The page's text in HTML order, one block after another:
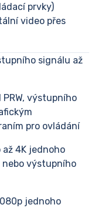
prvky)
video přes
signálu až
PRW, výstupního
pro ovládání
až 4K jednoho
výstupního
jednoho